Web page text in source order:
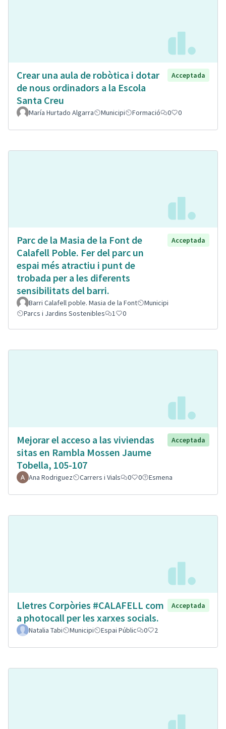
Crear una aula de robòtica i dotar
de nous ordinadors a la Escola
Santa Creu
Acceptada
María Hurtado Algarra Municipi Formació 0 0
Parc de la Masia de la Font de
Calafell Poble. Fer del parc un
espai més atractiu i punt de
trobada per a les diferents
sensibilitats del barri.
Acceptada
Barri Calafell poble. Masia de la Font
Municipi
Parcs i Jardins Sostenibles
1 0
Mejorar el acceso a las viviendas
sitas en Rambla Mossen Jaume
Tobella, 105-107
Acceptada
Ana Rodriguez Carrers i Vials 0 0 Esmena
Lletres Corpòries #CALAFELL com
a photocall per les xarxes socials.
Acceptada
Natalia Tabi Municipi Espai Públic 0 2